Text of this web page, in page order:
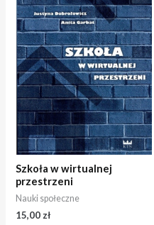
Szkoła w wirtualnej
przestrzeni
Nauki społeczne
15,00 zł